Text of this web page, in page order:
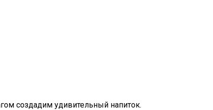
создадим удивительный напиток.